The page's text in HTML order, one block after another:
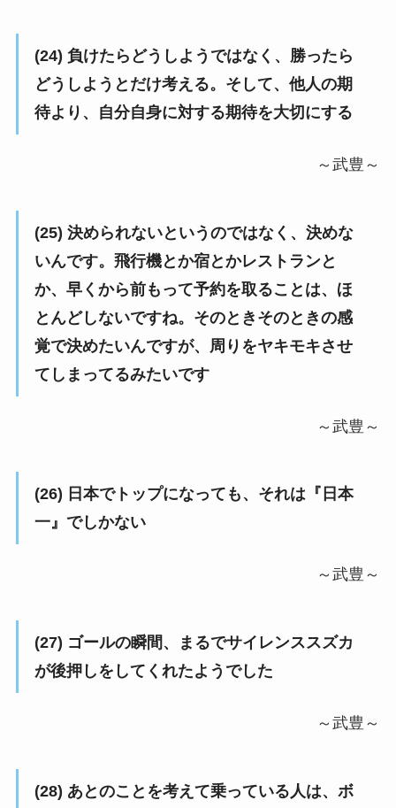
(24) 負けたらどうしようではなく、勝ったら
どうしようとだけ考える。そして、他人の期
待より、自分自身に対する期待を大切にする
～武豊～
(25) 決められないというのではなく、決めな
いんです。飛行機とか宿とかレストランと
か、早くから前もって予約を取ることは、ほ
とんどしないですね。そのときそのときの感
覚で決めたいんですが、周りをヤキモキさせ
てしまってるみたいです
～武豊～
(26) 日本でトップになっても、それは『日本
一』でしかない
～武豊～
(27) ゴールの瞬間、まるでサイレンススズカ
が後押しをしてくれたようでした
～武豊～
(28) あとのことを考えて乗っている人は、ボ